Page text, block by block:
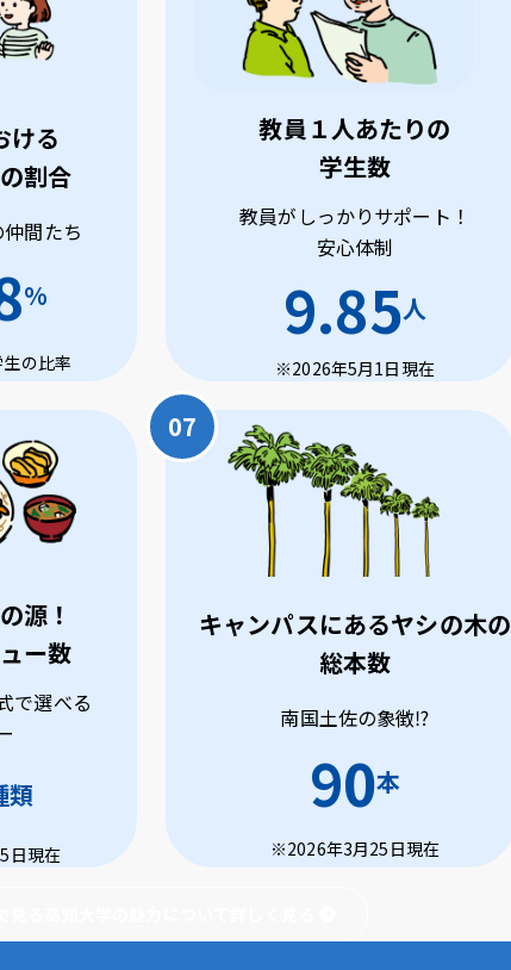
ける
割合
間たち
%
の比率
教員１人あたりの
学生数
教員がしっかりサポート！
安心体制
9.85人
※2026年5月1日現在
源！
ー数
で選べる
類
日現在
キャンパスにあるヤシの木の
総本数
南国土佐の象徴⁉
90本
※2026年3月25日現在